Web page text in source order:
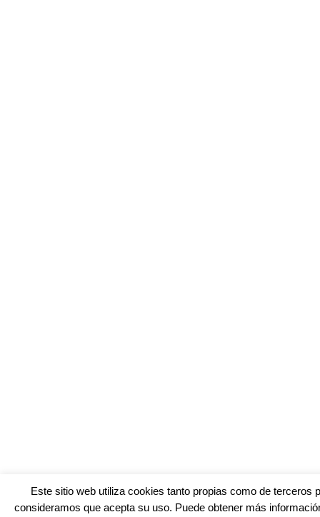
Este sitio web utiliza cookies tanto propias como de
consideramos que acepta su uso. Puede obtener más